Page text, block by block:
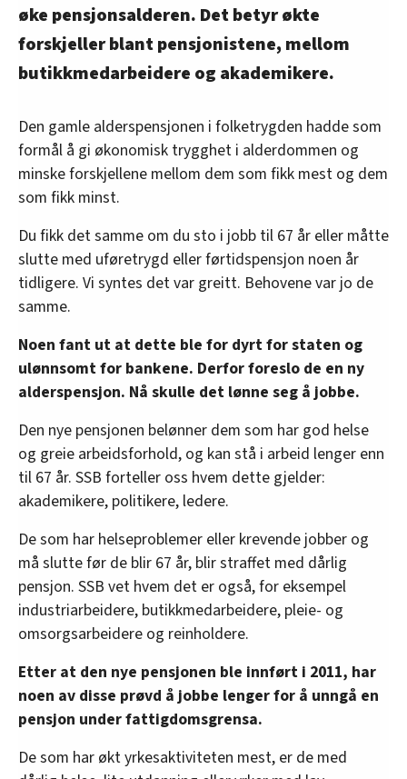
øke pensjonsalderen. Det betyr økte
forskjeller blant pensjonistene, mellom
butikkmedarbeidere og akademikere.
Den gamle alderspensjonen i folketrygden hadde som
formål å gi økonomisk trygghet i alderdommen og
minske forskjellene mellom dem som fikk mest og dem
som fikk minst.
Du fikk det samme om du sto i jobb til 67 år eller måtte
slutte med uføretrygd eller førtidspensjon noen år
tidligere. Vi syntes det var greitt. Behovene var jo de
samme.
Noen fant ut at dette ble for dyrt for staten og
ulønnsomt for bankene. Derfor foreslo de en ny
alderspensjon. Nå skulle det lønne seg å jobbe.
Den nye pensjonen belønner dem som har god helse
og greie arbeidsforhold, og kan stå i arbeid lenger enn
til 67 år. SSB forteller oss hvem dette gjelder:
akademikere, politikere, ledere.
De som har helseproblemer eller krevende jobber og
må slutte før de blir 67 år, blir straffet med dårlig
pensjon. SSB vet hvem det er også, for eksempel
industriarbeidere, butikkmedarbeidere, pleie- og
omsorgsarbeidere og reinholdere.
Etter at den nye pensjonen ble innført i 2011, har
noen av disse prøvd å jobbe lenger for å unngå en
pensjon under fattigdomsgrensa.
De som har økt yrkesaktiviteten mest, er de med